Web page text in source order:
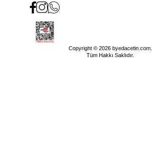
Copyright © 2026 byedacetin.com.
Tüm Hakkı Saklıdır.